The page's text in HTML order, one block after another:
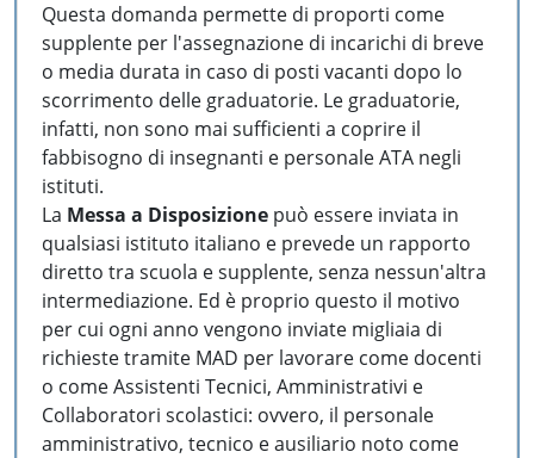
Questa domanda permette di proporti come
supplente per l'assegnazione di incarichi di breve
o media durata in caso di posti vacanti dopo lo
scorrimento delle graduatorie. Le graduatorie,
infatti, non sono mai sufficienti a coprire il
fabbisogno di insegnanti e personale ATA negli
istituti.
La Messa a Disposizione può essere inviata in
qualsiasi istituto italiano e prevede un rapporto
diretto tra scuola e supplente, senza nessun'altra
intermediazione. Ed è proprio questo il motivo
per cui ogni anno vengono inviate migliaia di
richieste tramite MAD per lavorare come docenti
o come Assistenti Tecnici, Amministrativi e
Collaboratori scolastici: ovvero, il personale
amministrativo, tecnico e ausiliario noto come